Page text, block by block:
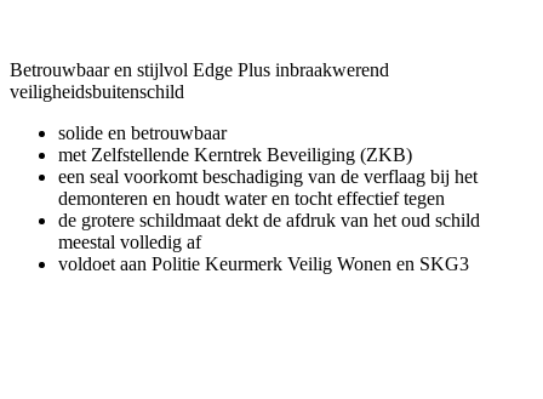
Betrouwbaar en stijlvol Edge Plus inbraakwerend
veiligheidsbuitenschild
solide en betrouwbaar
met Zelfstellende Kerntrek Beveiliging (ZKB)
een seal voorkomt beschadiging van de verflaag bij het
demonteren en houdt water en tocht effectief tegen
de grotere schildmaat dekt de afdruk van het oud schild
meestal volledig af
voldoet aan Politie Keurmerk Veilig Wonen en SKG3